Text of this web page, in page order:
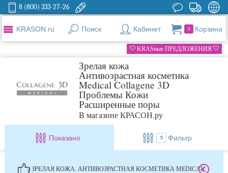
8 (800) 333-27-26
KRASON.ru Поиск Кабинет 0 Корзина
KRASные ПРЕДЛОЖЕНИЯ
Зрелая кожа
Антивозрастная косметика
Medical Collagene 3D
Проблемы Кожи
Расширенные поры
В магазине КРАСОН.ру
Показано 5 Фильтр
ЗРЕЛАЯ КОЖА. АНТИВОЗРАСТНАЯ КОСМЕТИКА MEDICAL